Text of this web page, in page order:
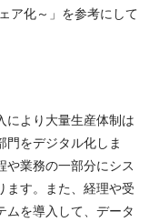
ア化～」を参考にして
により大量生産体制は
門をデジタル化しま
や業務の一部分にシス
ます。また、経理や受
ムを導入して、データ